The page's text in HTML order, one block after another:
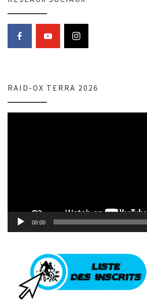
RAID-OX TERRA 2026
00:00